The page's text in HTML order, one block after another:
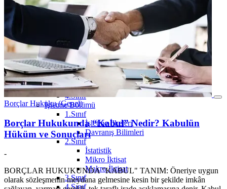
Genel İşletme
Hukuka Giriş
İktisat
İktisat Sosyolojisi
Sosyolojiye Giriş
Temel Bilgi Teknolojileri
Yönetim ve Organizasyon
2.Sınıf
İstatistik
3.Sınıf
4.Sınıf
İşletme Bölümü
1.Sınıf
İşletme İlkeleri
Davranış Bilimleri
2.Sınıf
İstatistik
Mikro İktisat
Makro İktisat
3.Sınıf
4.Sınıf
Borçlar Hukuku (Genel)
Borçlar Hukukunda “Kabul” Nedir? Kabulün
Hüküm ve Sonuçları
-
BORÇLAR HUKUKUNDA "KABUL" TANIM: Öneriye uygun
olarak sözleşmenin meydana gelmesine kesin bir şekilde imkân